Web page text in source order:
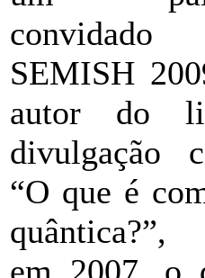
SEMISH
autor do
divulgação
“O que é
quântica?”,